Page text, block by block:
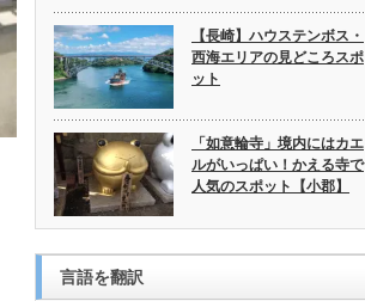
【長崎】ハウステンボス・
西海エリアの見どころスポ
ット
「如意輪寺」境内にはカエ
ルがいっぱい！かえる寺で
人気のスポット【小郡】
言語を翻訳